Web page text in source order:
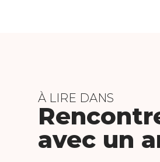
À LIRE DANS
avec un